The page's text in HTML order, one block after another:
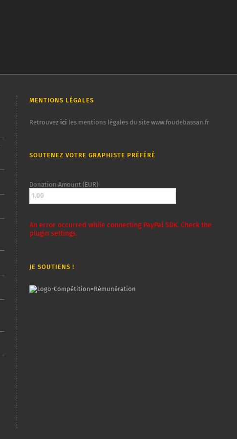
MENTIONS LÉGALES
Retrouvez ici les mentions légales du site www.foudebassan.fr
SOUTENEZ VOTRE GRAPHISTE PRÉFÉRÉ
Donation Amount (EUR)
An error occurred while connecting PayPal SDK. Check the
plugin settings.
JE SOUTIENS !